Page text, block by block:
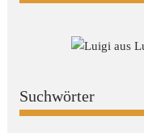
Suchwörter